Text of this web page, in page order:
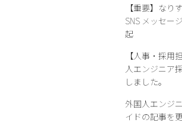
【重要】なり
SNS メッセー
起
【人事・採用
人エンジニア
しました。
外国人エンジ
イドの記事を